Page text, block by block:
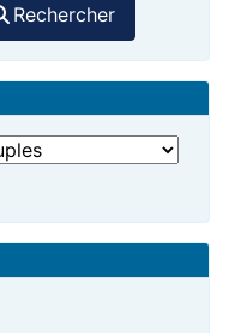
Rechercher